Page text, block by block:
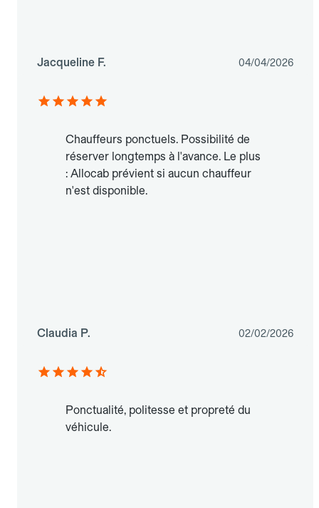
Jacqueline F. 04/04/2026
Chauffeurs ponctuels. Possibilité de
réserver longtemps à l'avance. Le plus
: Allocab prévient si aucun chauffeur
n'est disponible.
Claudia P. 02/02/2026
Ponctualité, politesse et propreté du
véhicule.